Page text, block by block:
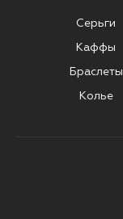
Серьги
Каффы
Браслеты
Колье